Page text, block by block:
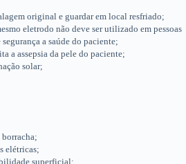
original e guardar em local resfriado;
eletrodo não deve ser utilizado em pessoas
a saúde do paciente;
a assepsia da pele do paciente;
solar;
elétricas;
superficial;